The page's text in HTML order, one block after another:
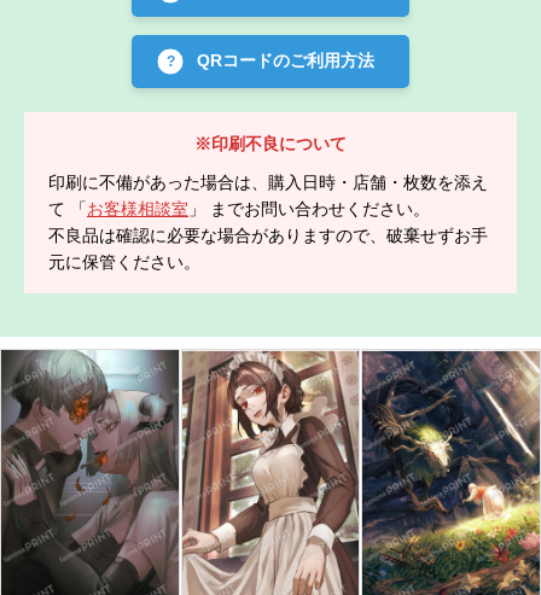
QRコードのご利用方法
※印刷不良について
印刷に不備があった場合は、購入日時・店舗・枚数を添え
て 「お客様相談室 」 までお問い合わせください。
不良品は確認に必要な場合がありますので、破棄せずお手
元に保管ください。